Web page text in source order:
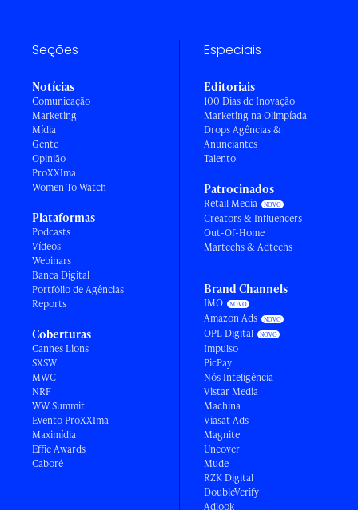
Seções
Notícias
Comunicação
Marketing
Mídia
Gente
Opinião
ProXXIma
Women To Watch
Plataformas
Podcasts
Vídeos
Webinars
Banca Digital
Portfólio de Agências
Reports
Coberturas
Cannes Lions
SXSW
MWC
NRF
WW Summit
Evento ProXXIma
Maximídia
Effie Awards
Caboré
Especiais
Editoriais
100 Dias de Inovação
Marketing na Olimpíada
Drops Agências &
Anunciantes
Talento
Patrocinados
Retail Media
Creators & Influencers
Out-Of-Home
Martechs & Adtechs
Brand Channels
IMO
Amazon Ads
OPL Digital
Impulso
PicPay
Nós Inteligência
Vistar Media
Machina
Viasat Ads
Magnite
Uncover
Mude
RZK Digital
DoubleVerify
Adlook